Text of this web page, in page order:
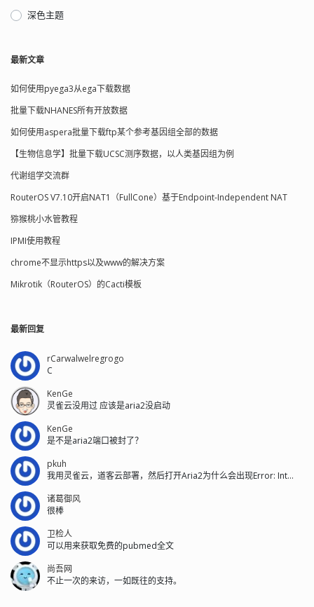
深色主题
最新文章
如何使用pyega3从ega下载数据
批量下载NHANES所有开放数据
如何使用aspera批量下载ftp某个参考基因组全部的数据
【生物信息学】批量下载UCSC测序数据，以人类基因组为例
代谢组学交流群
RouterOS V7.10开启NAT1（FullCone）基于Endpoint-Independent NAT
猕猴桃小水管教程
IPMI使用教程
chrome不显示https以及www的解决方案
Mikrotik（RouterOS）的Cacti模板
最新回复
rCarwalwelregrogo
C
KenGe
灵雀云没用过 应该是aria2没启动
KenGe
是不是aria2端口被封了？
pkuh
我用灵雀云，道客云部署，然后打开Aria2为什么会出现Error: Int...
诸葛御风
很棒
卫检人
可以用来获取免费的pubmed全文
尚吾网
不止一次的来访，一如既往的支持。